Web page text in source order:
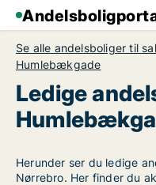
Se alle andelsboliger til
Humlebækgade
Ledige
Herunder ser du ledige
Nørrebro. Her finder du